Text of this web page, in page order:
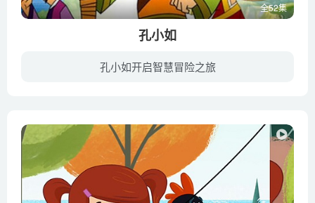
全52集
孔小如
孔小如开启智慧冒险之旅